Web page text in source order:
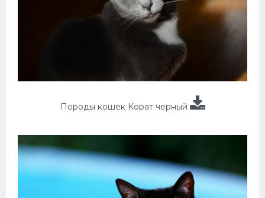
Породы кошек Корат черный